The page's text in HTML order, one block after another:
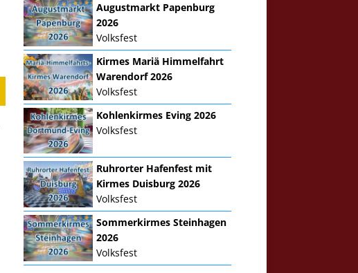
Augustmarkt Papenburg
2026
Volksfest
Kirmes Mariä Himmelfahrt
Warendorf 2026
Volksfest
Kohlenkirmes Eving 2026
Volksfest
Ruhrorter Hafenfest mit
Kirmes Duisburg 2026
Volksfest
Sommerkirmes Steinhagen
2026
Volksfest